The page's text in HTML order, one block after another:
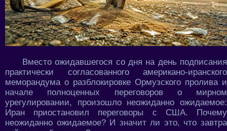
Вместо ожидавшегося со дня на день подписания
практически согласованного американо-иранского
меморандума о разблокировке Ормузского пролива и
начале полноценных переговоров о мирном
урегулировании, произошло неожиданно ожидаемое:
Иран приостановил переговоры с США. Почему
неожиданно ожидаемое? И значит ли это, что завтра